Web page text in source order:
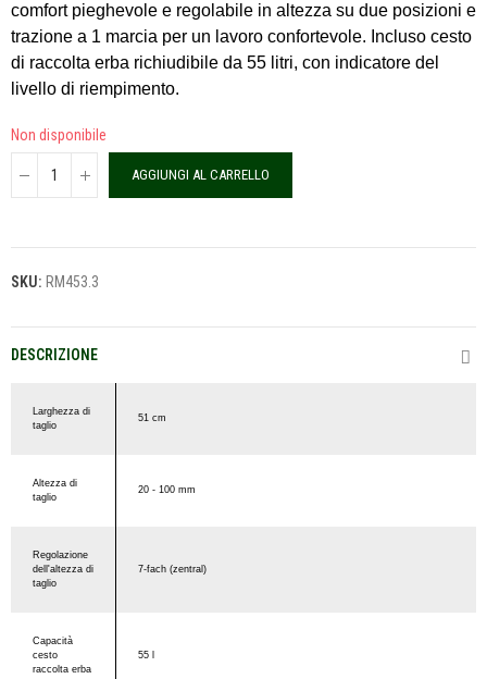
comfort pieghevole e regolabile in altezza su due posizioni e
trazione a 1 marcia per un lavoro confortevole. Incluso cesto
di raccolta erba richiudibile da 55 litri, con indicatore del
livello di riempimento.
Non disponibile
AGGIUNGI AL CARRELLO
SKU: RM453.3
DESCRIZIONE
Larghezza di
taglio
51 cm
Altezza di
taglio
20 - 100 mm
Regolazione
dell'altezza di
taglio
7-fach (zentral)
Capacità
cesto
raccolta erba
55 l